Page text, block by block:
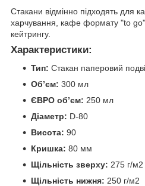
Стакани відмінно підходять для
харчування, кафе формату "to go",
кейтрингу.
Характеристики:
Тип: Стакан паперовий
Об’єм: 300 мл
ЄВРО об’єм: 250 мл
Діаметр: D-80
Висота: 90
Кришка: 80 мм
Щільність зверху: 275 г/м2
Щільність нижня: 250 г/м2